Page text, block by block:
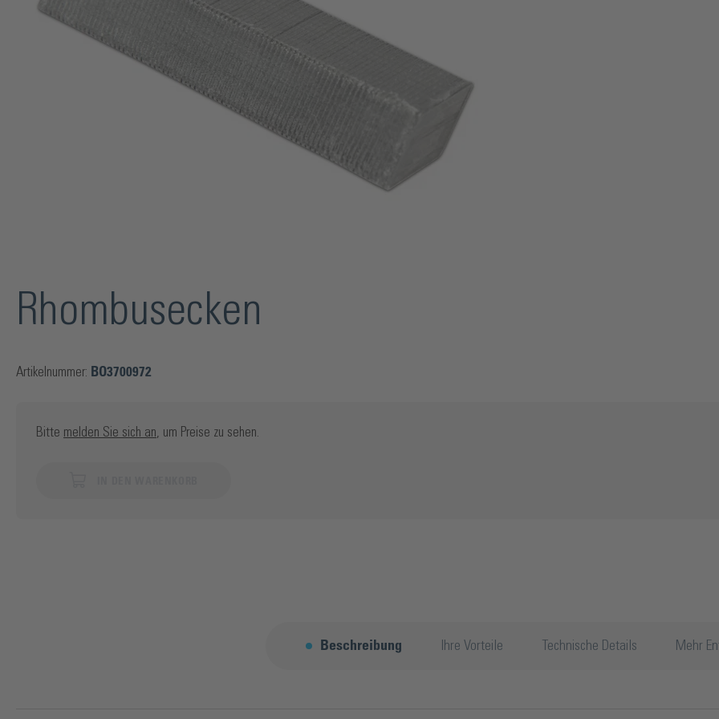
Rhombusecken
Artikelnummer: BO3700972
Bitte melden Sie sich an , um Preise zu sehen.
Beschreibung Ihre Vorteile Technische Details Mehr